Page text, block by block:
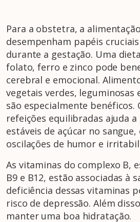
Para a obstetra, a
desempenham papéis
durante a gestação. Uma
folato, ferro e zinco pode
cerebral e emocional.
vegetais verdes, leguminosas
são especialmente benéficos.
refeições equilibradas ajuda
estáveis de açúcar no
oscilações de humor e
As vitaminas do complexo B,
B9 e B12, estão associadas à
deficiência dessas vitaminas
risco de depressão. Além
manter uma boa hidratação.